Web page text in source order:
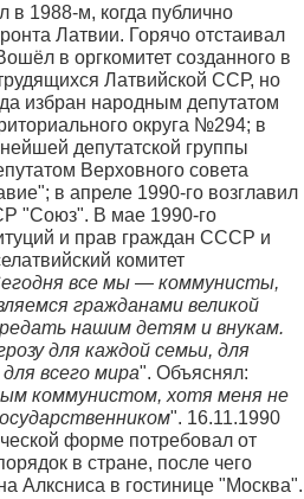
в 1988-м, когда публично
Латвии. Горячо отстаивал
в оргкомитет созданного в
Латвийской ССР, но
избран народным депутатом
округа №294; в
депутатской группы
Верховного совета
в апреле 1990-го возглавил
"Союз". В мае 1990-го
и прав граждан СССР и
комитет
все мы — коммунисты,
гражданами великой
нашим детям и внукам.
для каждой семьи, для
всего мира". Объяснял:
коммунистом, хотя меня не
". 16.11.1990
форме потребовал от
в стране, после чего
Алксниса в гостинице "Москва".